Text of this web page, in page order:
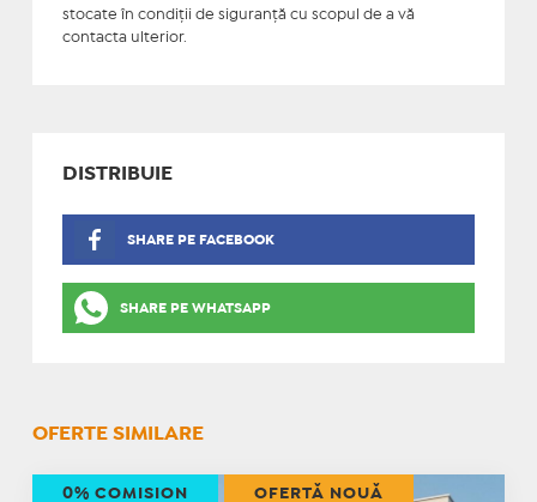
stocate în condiţii de siguranţă cu scopul de a vă
contacta ulterior.
DISTRIBUIE
SHARE PE FACEBOOK
SHARE PE WHATSAPP
OFERTE SIMILARE
0% COMISION OFERTĂ NOUĂ